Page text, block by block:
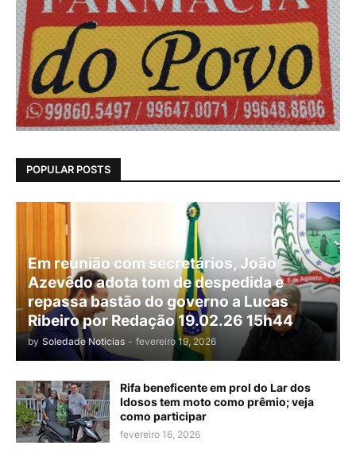
POPULAR POSTS
Em reunião com secretários, João
Azevêdo adota tom de despedida e
repassa bastão do governo a Lucas
Ribeiro por Redação 19.02.26 15h44
by Soledade Noticias - fevereiro 19, 2026
Rifa beneficente em prol do Lar dos
Idosos tem moto como prêmio; veja
como participar
fevereiro 16, 2026